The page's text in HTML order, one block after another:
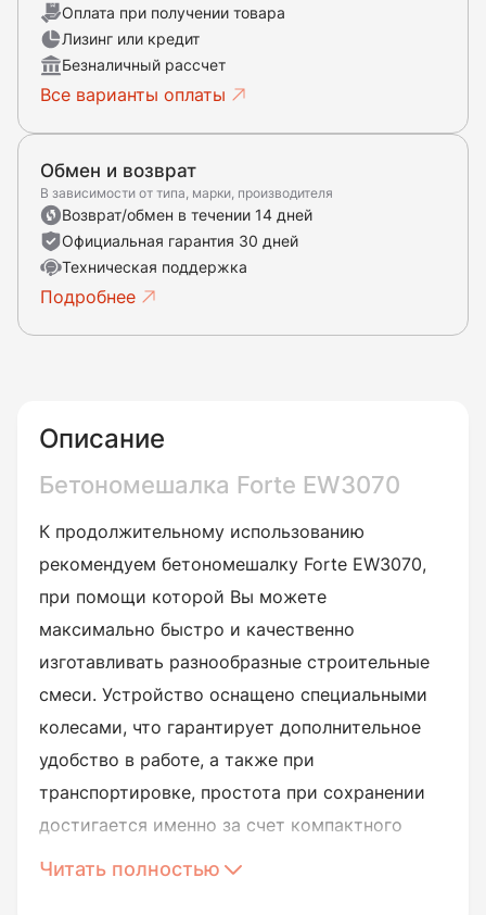
Оплата при получении товара
Лизинг или кредит
Безналичный рассчет
Все варианты оплаты
Обмен и возврат
В зависимости от типа, марки, производителя
Возврат/обмен в течении 14 дней
Официальная гарантия 30 дней
Техническая поддержка
Подробнее
Описание
Бетономешалка Forte EW3070
К продолжительному использованию
рекомендуем бетономешалку Forte EW3070,
при помощи которой Вы можете
максимально быстро и качественно
изготавливать разнообразные строительные
смеси. Устройство оснащено специальными
колесами, что гарантирует дополнительное
удобство в работе, а также при
транспортировке, простота при сохранении
достигается именно за счет компактного
исполнения оборудования.
Читать полностью